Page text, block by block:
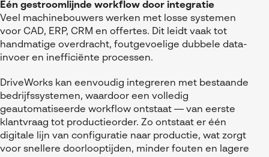
Eén gestroomlijnde workflow door integratie
Veel machinebouwers werken met losse systemen
voor CAD, ERP, CRM en offertes. Dit leidt vaak tot
handmatige overdracht, foutgevoelige dubbele data-
invoer en inefficiënte processen.
DriveWorks kan eenvoudig integreren met bestaande
bedrijfssystemen, waardoor een volledig
geautomatiseerde workflow ontstaat — van eerste
klantvraag tot productieorder. Zo ontstaat er één
digitale lijn van configuratie naar productie, wat zorgt
voor snellere doorlooptijden, minder fouten en lagere